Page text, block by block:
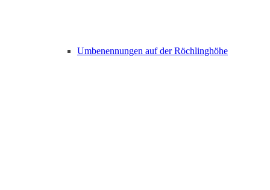
Umbenennungen auf der Röchlinghöhe